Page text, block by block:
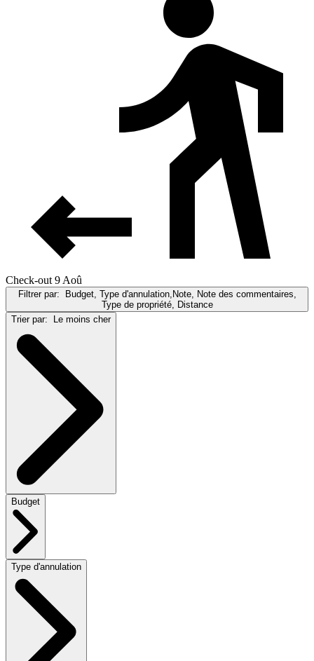
Check-out 9 Aoû
Filtrer par: Budget, Type d'annulation,Note, Note des commentaires,
Type de propriété, Distance
Trier par: Le moins cher
Budget
Type d'annulation